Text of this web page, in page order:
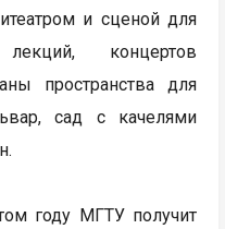
и сценой для
концертов
пространства для
сад с качелями
году МГТУ получит